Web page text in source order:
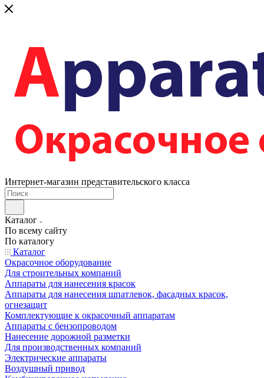
Интернет-магазин представительского класса
Каталог
По всему сайту
По каталогу
Каталог
Окрасочное оборудование
Для строительных компаний
Аппараты для нанесения красок
Аппараты для нанесения шпатлевок, фасадных красок,
огнезащит
Комплектующие к окрасочный аппаратам
Аппараты с бензопроводом
Нанесение дорожной разметки
Для производственных компаний
Электрические аппараты
Воздушный привод